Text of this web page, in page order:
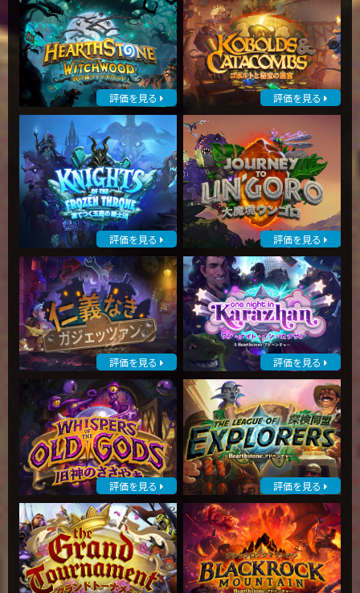
評価を見る 評価を見る
評価を見る 評価を見る
評価を見る 評価を見る
評価を見る 評価を見る